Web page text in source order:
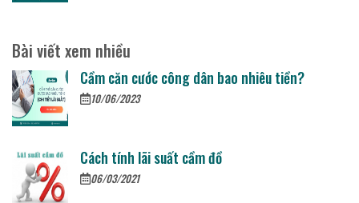
Bài viết xem nhiều
Cầm căn cước công dân bao nhiêu tiền?
10/06/2023
Cách tính lãi suất cầm đồ
06/03/2021